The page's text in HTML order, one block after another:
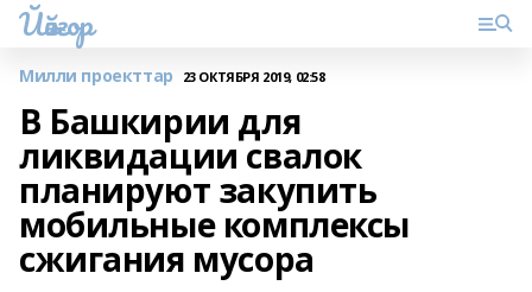
Йәйғор
Милли проекттар 23 ОКТЯБРЯ 2019, 02:58
В Башкирии для
ликвидации свалок
планируют закупить
мобильные комплексы
сжигания мусора